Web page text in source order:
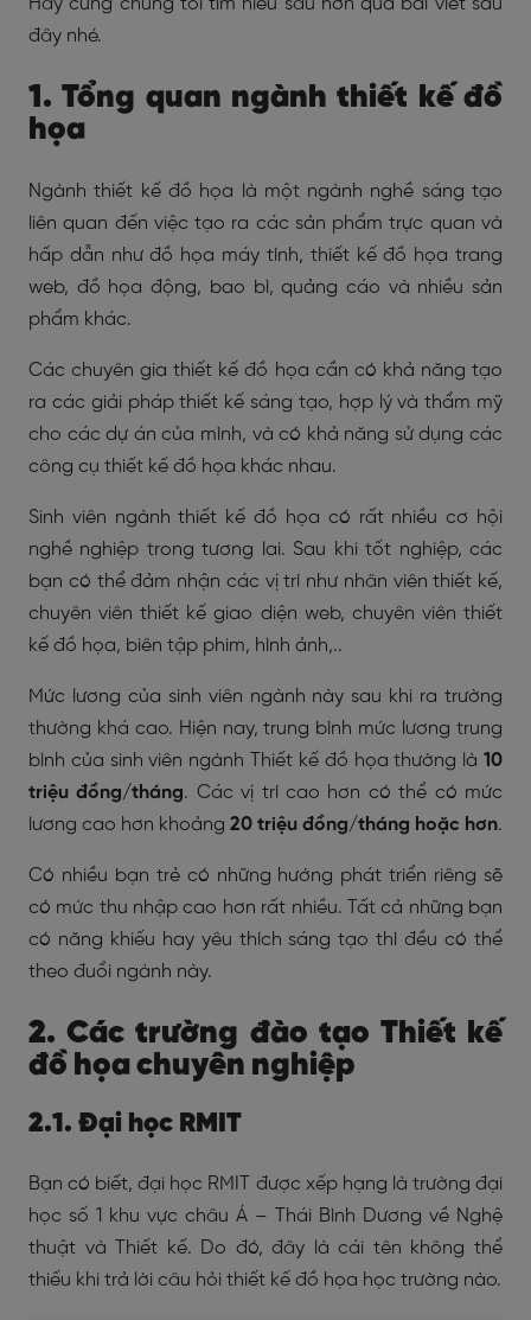
Hãy cùng chúng tôi tìm hiểu sâu hơn qua bài viết sau
đây nhé.
1. Tổng quan ngành thiết kế đồ
họa
Ngành thiết kế đồ họa là một ngành nghề sáng tạo
liên quan đến việc tạo ra các sản phẩm trực quan và
hấp dẫn như đồ họa máy tính, thiết kế đồ họa trang
web, đồ họa động, bao bì, quảng cáo và nhiều sản
phẩm khác.
Các chuyên gia thiết kế đồ họa cần có khả năng tạo
ra các giải pháp thiết kế sáng tạo, hợp lý và thẩm mỹ
cho các dự án của mình, và có khả năng sử dụng các
công cụ thiết kế đồ họa khác nhau.
Sinh viên ngành thiết kế đồ họa có rất nhiều cơ hội
nghề nghiệp trong tương lai. Sau khi tốt nghiệp, các
bạn có thể đảm nhận các vị trí như nhân viên thiết kế,
chuyên viên thiết kế giao diện web, chuyên viên thiết
kế đồ họa, biên tập phim, hình ảnh,..
Mức lương của sinh viên ngành này sau khi ra trường
thường khá cao. Hiện nay, trung bình mức lương trung
bình của sinh viên ngành Thiết kế đồ họa thường là 10
triệu đồng/tháng. Các vị trí cao hơn có thể có mức
lương cao hơn khoảng 20 triệu đồng/tháng hoặc hơn.
Có nhiều bạn trẻ có những hướng phát triển riêng sẽ
có mức thu nhập cao hơn rất nhiều. Tất cả những bạn
có năng khiếu hay yêu thích sáng tạo thì đều có thể
theo đuổi ngành này.
2. Các trường đào tạo Thiết kế
đồ họa chuyên nghiệp
2.1. Đại học RMIT
Bạn có biết, đại học RMIT được xếp hạng là trường đại
học số 1 khu vực châu Á – Thái Bình Dương về Nghệ
thuật và Thiết kế. Do đó, đây là cái tên không thể
thiếu khi trả lời câu hỏi thiết kế đồ họa học trường nào.